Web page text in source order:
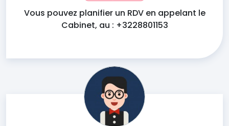
Vous pouvez planifier un RDV en appelant le
Cabinet, au : +3228801153